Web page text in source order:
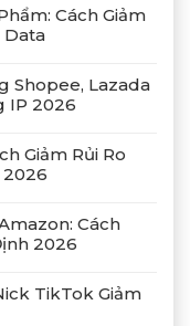
Cách Giảm
Data
Shopee, Lazada
IP 2026
Giảm Rủi Ro
Cách
2026
TikTok Giảm